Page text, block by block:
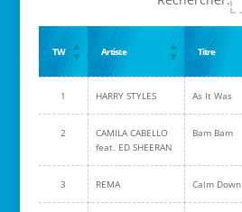
TW Artiste Titre
1 HARRY STYLES As It Was
2
CAMILA CABELLO
feat. ED SHEERAN
Bam Bam
3 REMA Calm Down